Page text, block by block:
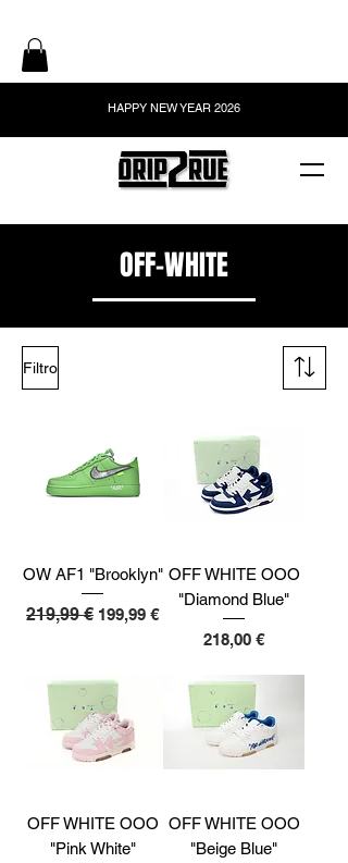
HAPPY NEW YEAR 2026
OFF-WHITE
Filtro
OW AF1 "Brooklyn"
Preço normal
219,99 € Preço promocional
199,99 €
OFF WHITE OOO
"Diamond Blue"
Preço
218,00 €
OFF WHITE OOO
"Pink White"
OFF WHITE OOO
"Beige Blue"